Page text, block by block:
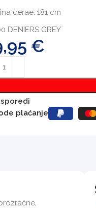
cerae: 181 cm
DENIERS GREY
€
plaćanje